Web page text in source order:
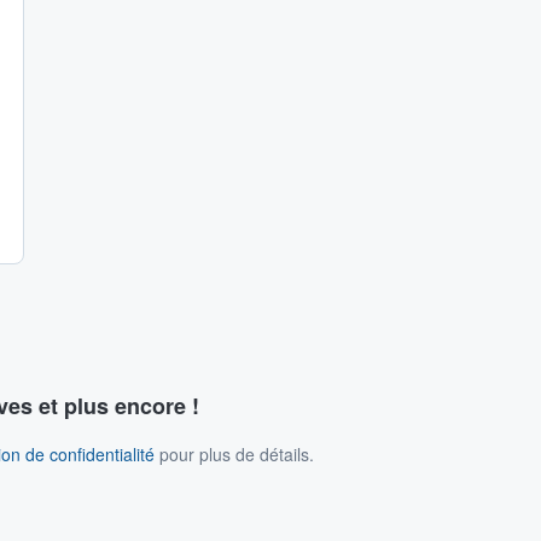
et plus encore !
de confidentialité pour plus de détails.